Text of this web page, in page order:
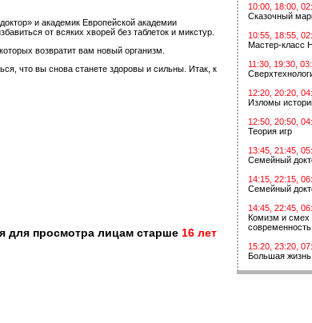
и академик Европейской академии
от всяких хворей без таблеток и микстур.
возвратит вам новый организм.
что вы снова станете здоровы и сильны. Итак, к
для просмотра лицам старше 16 лет
10:00, 18:00,
Сказочный
10:55, 18:55,
Мастер-класс
11:30, 19:30,
12:20, 20:20,
Изломы
12:50, 20:50,
Теория игр
13:45, 21:45,
Семейный
14:15, 22:15,
Семейный
14:45, 22:45,
Комизм и смех
современность
15:20, 23:20,
Большая жизнь